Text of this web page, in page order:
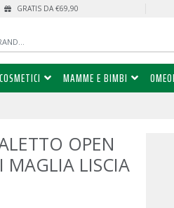
GRATIS DA €69,90
COSMETICI MAMME E BIMBI
OPEN
MAGLIA LISCIA